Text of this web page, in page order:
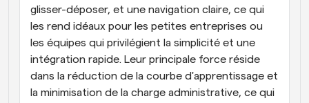
glisser-déposer, et une navigation claire, ce qui
les rend idéaux pour les petites entreprises ou
les équipes qui privilégient la simplicité et une
intégration rapide. Leur principale force réside
dans la réduction de la courbe d'apprentissage et
la minimisation de la charge administrative, ce qui